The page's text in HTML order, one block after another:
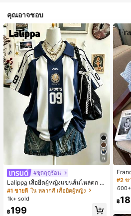
คุณอาจชอบ
9
#ชุดฤดูร้อน
Lalippa เสื้อยืดผู้หญิงแขนสั้นไหล่ตก ค
อวีปกเสื้อ ลายพิมพ์ดิจิทัลลายทาง สไตล์
สปอร์ตแฟชั่นมินิมอล ของขวัญสำหรับเ
พื่อน
#1 ขายดี ใน หลากสี เสื้อยืดผู้หญิง
1k+ sold
฿199
ยกร
#2 ข
฿